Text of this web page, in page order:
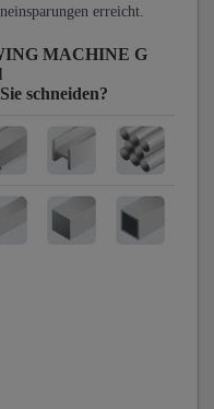
erreicht.
MACHINE G
schneiden?